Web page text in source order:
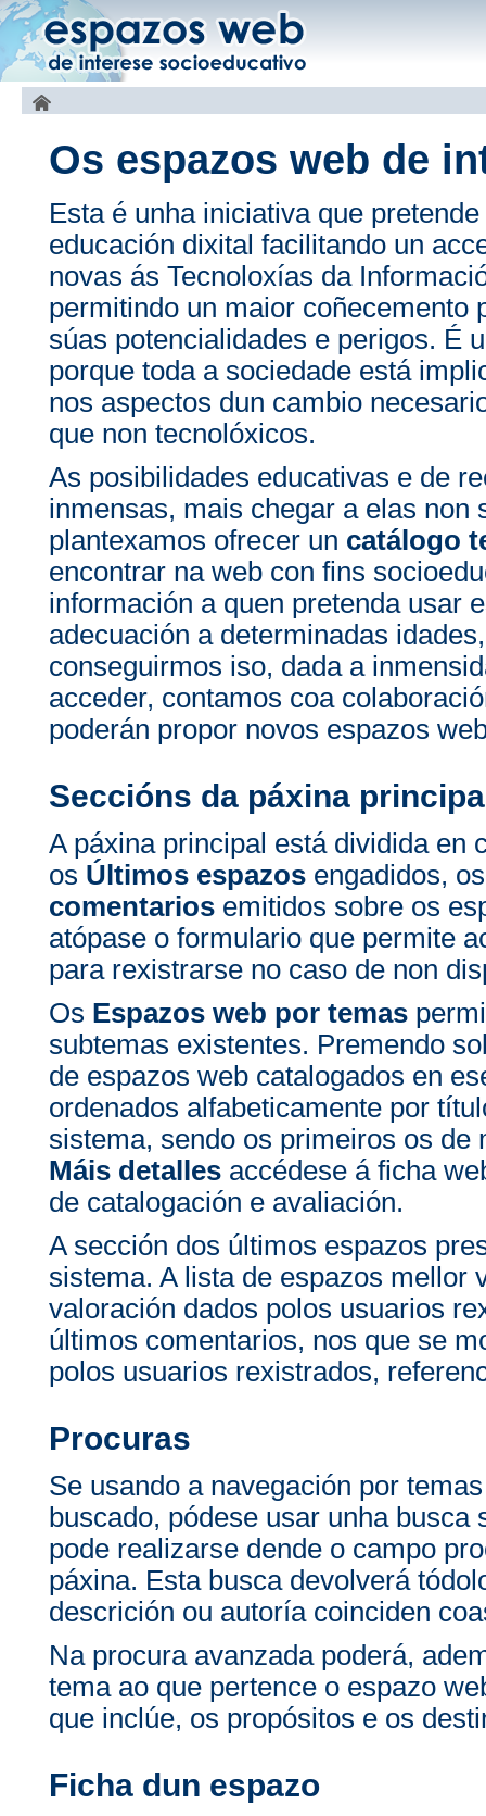
Os espazos web de
Esta é unha iniciativa que
educación dixital facilitando un
novas ás Tecnoloxías da
permitindo un maior coñecemento
súas potencialidades e perigos. É
porque toda a sociedade está
nos aspectos dun cambio
que non tecnolóxicos.
As posibilidades educativas e de
inmensas, mais chegar a elas non
plantexamos ofrecer un catálogo
encontrar na web con fins
información a quen pretenda usar
adecuación a determinadas
conseguirmos iso, dada a
acceder, contamos coa
poderán propor novos espazos
Seccións da páxina
A páxina principal está dividida en
os Últimos espazos engadidos,
comentarios emitidos sobre os
atópase o formulario que permite
para rexistrarse no caso de non
Os Espazos web por temas
subtemas existentes. Premendo
de espazos web catalogados en
ordenados alfabeticamente por
sistema, sendo os primeiros os de
Máis detalles accédese á ficha
de catalogación e avaliación.
A sección dos últimos espazos
sistema. A lista de espazos mellor
valoración dados polos usuarios
últimos comentarios, nos que se
polos usuarios rexistrados,
Procuras
Se usando a navegación por
buscado, pódese usar unha
pode realizarse dende o campo
páxina. Esta busca devolverá
descrición ou autoría coinciden
Na procura avanzada poderá,
tema ao que pertence o espazo
que inclúe, os propósitos e os
Ficha dun espazo